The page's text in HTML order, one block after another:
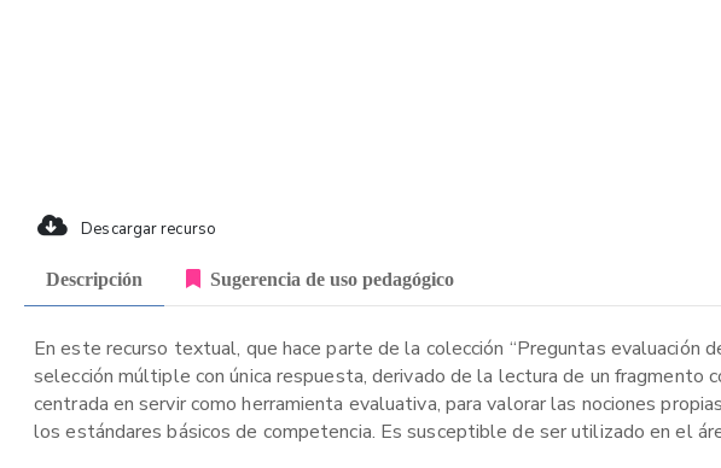
Descargar recurso
Descripción Sugerencia de uso pedagógico
En este recurso textual, que hace parte de la colección “Preguntas evaluación
selección múltiple con única respuesta, derivado de la lectura de un
centrada en servir como herramienta evaluativa, para valorar las nociones
los estándares básicos de competencia. Es susceptible de ser utilizado en el